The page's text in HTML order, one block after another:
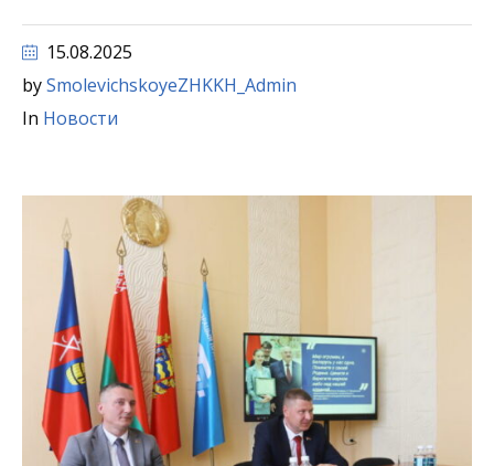
15.08.2025
bySmolevichskoyeZHKKH_Admin
In Новости